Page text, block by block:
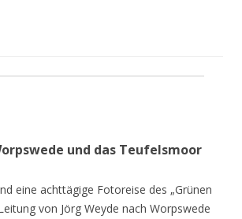
und das Teufelsmoor
eine achttägige Fotoreise des „Grünen
von Jörg Weyde nach Worpswede